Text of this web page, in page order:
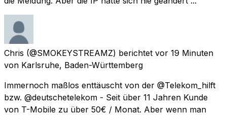
Chris (@SMOKEYSTREAMZ) berichtet vor 19 Minuten
von Karlsruhe, Baden-Württemberg
Immernoch maßlos enttäuscht von der @Telekom_hilft
bzw. @deutschetelekom - Seit über 11 Jahren Kunde
von T-Mobile zu über 50€ / Monat. Aber wenn man